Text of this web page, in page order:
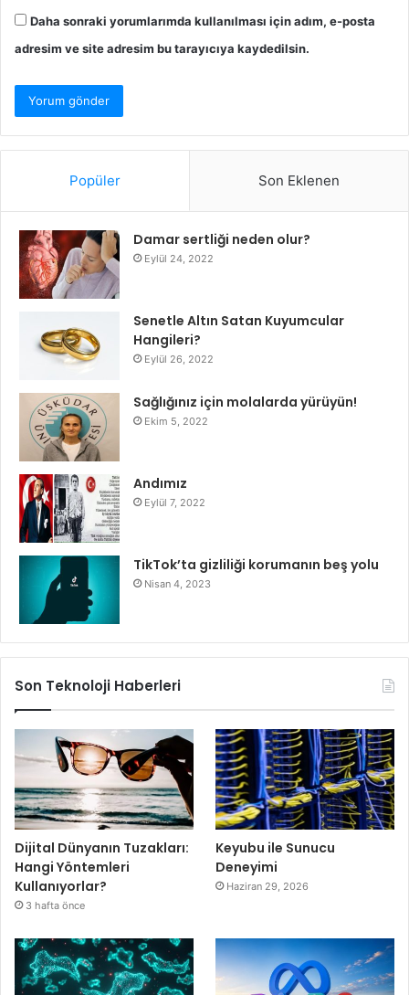
Daha sonraki yorumlarımda kullanılması için adım, e-posta
adresim ve site adresim bu tarayıcıya kaydedilsin.
Popüler Son Eklenen
Damar sertliği neden olur?
Eylül 24, 2022
Senetle Altın Satan Kuyumcular
Hangileri?
Eylül 26, 2022
Sağlığınız için molalarda yürüyün!
Ekim 5, 2022
Andımız
Eylül 7, 2022
TikTok’ta gizliliği korumanın beş yolu
Nisan 4, 2023
Son Teknoloji Haberleri
Dijital Dünyanın Tuzakları:
Hangi Yöntemleri
Kullanıyorlar?
3 hafta önce
Keyubu ile Sunucu
Deneyimi
Haziran 29, 2026